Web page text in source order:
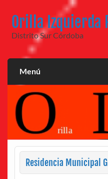
contenido
Orilla Izquierda
Distrito Sur Córdoba
Menú
Residencia Municipal